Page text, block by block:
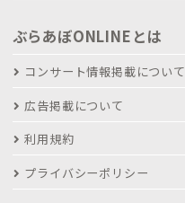
ぶらあぼONLINEとは
コンサート情報掲載について
広告掲載について
利用規約
プライバシーポリシー